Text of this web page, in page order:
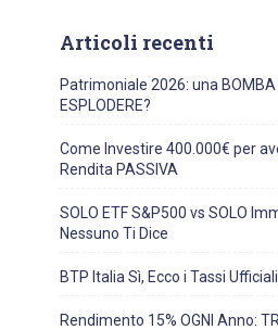
Articoli recenti
Patrimoniale 2026: una
ESPLODERE?
Come Investire 400.000€ per
Rendita PASSIVA
SOLO ETF S&P500 vs SOLO
Nessuno Ti Dice
BTP Italia Sì, Ecco i Tassi
Rendimento 15% OGNI Anno: